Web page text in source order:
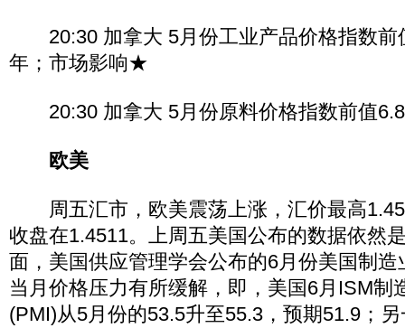
20:30 加拿大 5月份工业产品价格指数前
年；市场影响★
20:30 加拿大 5月份原料价格指数前值
欧美
周五汇市，欧美震荡上涨，汇价最高
收盘在1.4511。上周五美国公布的数据依然
面，美国供应管理学会公布的6月份美国制
当月价格压力有所缓解，即，美国6月ISM制
(PMI)从5月份的53.5升至55.3，预期51.9；